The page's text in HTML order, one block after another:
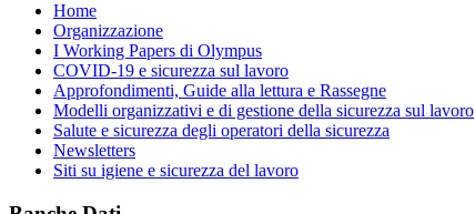
Home
Organizzazione
I Working Papers di Olympus
COVID-19 e sicurezza sul lavoro
Approfondimenti, Guide alla lettura e Rassegne
Modelli organizzativi e di gestione della sicurezza sul lavoro
Salute e sicurezza degli operatori della sicurezza
Newsletters
Siti su igiene e sicurezza del lavoro